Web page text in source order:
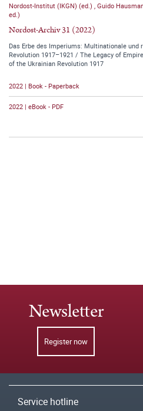
Nordost-Institut (IKGN) (ed.) Guido
ed.)
Nordost-Archiv 31 (2022)
Das Erbe des Imperiums: Multinationale und
Revolution 1917–1921 / The Legacy of
of the Ukrainian Revolution 1917
2022 | Book - Paperback
2022 | eBook - PDF
Newsletter
Register now
Service hotline